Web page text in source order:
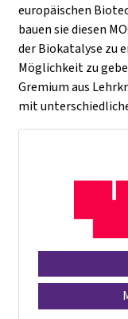
europäischen
bauen sie diesen
der Biokatalyse zu
Möglichkeit zu
Gremium aus
mit